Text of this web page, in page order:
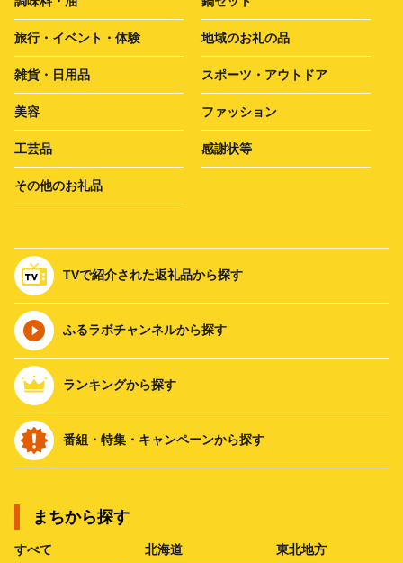
旅行・イベント・体験 地域のお礼の品
雑貨・日用品 スポーツ・アウトドア
美容 ファッション
工芸品 感謝状等
その他のお礼品
TVで紹介された返礼品から探す
ふるラボチャンネルから探す
ランキングから探す
番組・特集・キャンペーンから探す
まちから探す
すべて 北海道 東北地方